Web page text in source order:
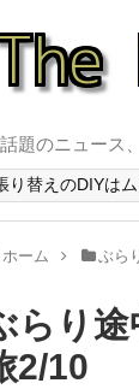
題のニュース
り替えのDIYは
ホーム ぶら
らり途
2/10